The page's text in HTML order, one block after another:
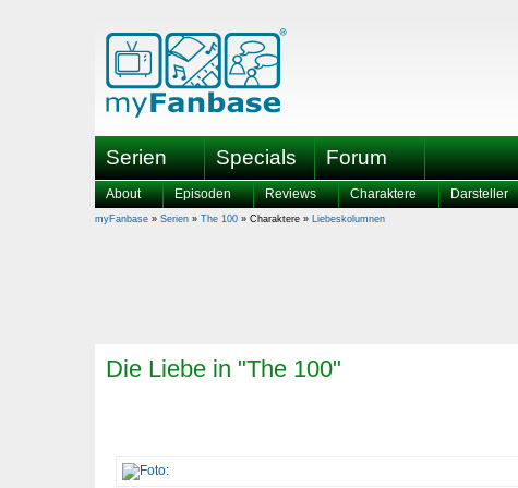
Serien Specials Forum
About Episoden Reviews Charaktere Darsteller
myFanbase » Serien » The 100 » Charaktere » Liebeskolumnen
Die Liebe in "The 100"